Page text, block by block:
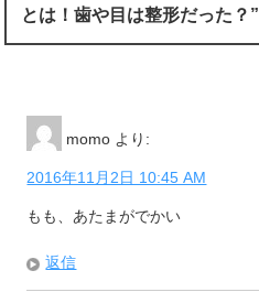
とは！歯や目は整形だった？”
momo より:
2016年11月2日 10:45 AM
もも、あたまがでかい
返信